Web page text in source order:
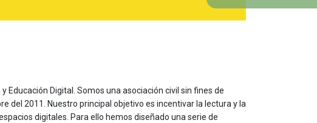
Educación Digital. Somos una asociación civil sin fines de
del 2011. Nuestro principal objetivo es incentivar la lectura y la
digitales. Para ello hemos diseñado una serie de